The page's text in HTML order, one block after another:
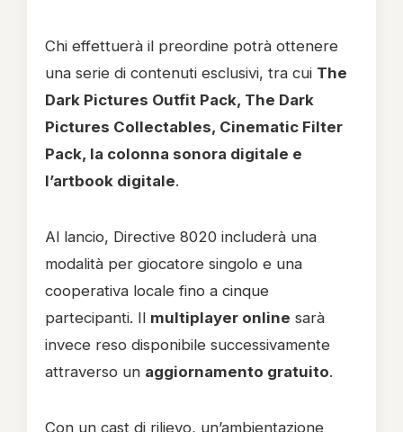
Chi effettuerà il preordine potrà ottenere
una serie di contenuti esclusivi, tra cui The
Dark Pictures Outfit Pack, The Dark
Pictures Collectables, Cinematic Filter
Pack, la colonna sonora digitale e
l’artbook digitale.
Al lancio, Directive 8020 includerà una
modalità per giocatore singolo e una
cooperativa locale fino a cinque
partecipanti. Il multiplayer online sarà
invece reso disponibile successivamente
attraverso un aggiornamento gratuito.
Con un cast di rilievo, un’ambientazione